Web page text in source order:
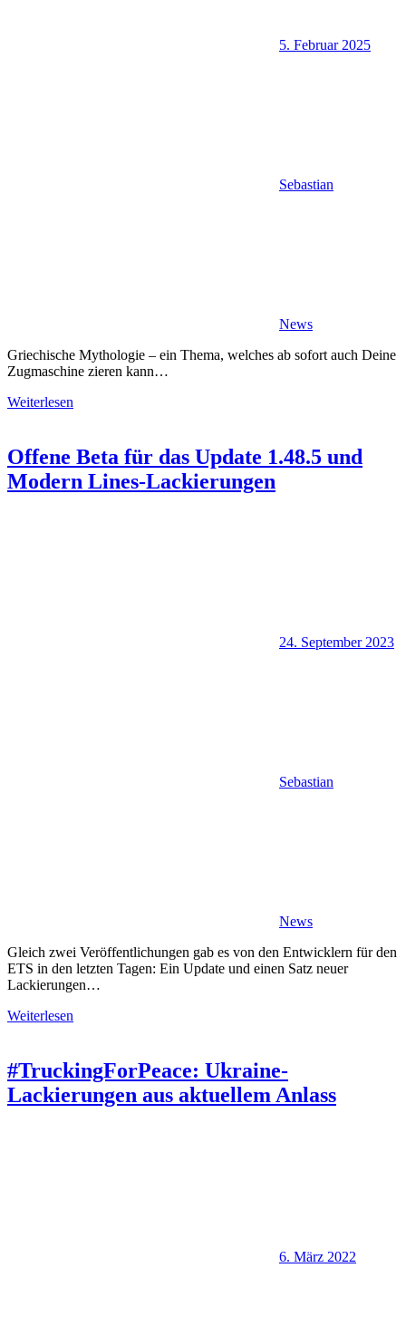
5. Februar 2025
Sebastian
News
Griechische Mythologie – ein Thema, welches ab sofort auch Deine
Zugmaschine zieren kann…
Weiterlesen
Offene Beta für das Update 1.48.5 und
Modern Lines-Lackierungen
24. September 2023
Sebastian
News
Gleich zwei Veröffentlichungen gab es von den Entwicklern für den
ETS in den letzten Tagen: Ein Update und einen Satz neuer
Lackierungen…
Weiterlesen
#TruckingForPeace: Ukraine-
Lackierungen aus aktuellem Anlass
6. März 2022